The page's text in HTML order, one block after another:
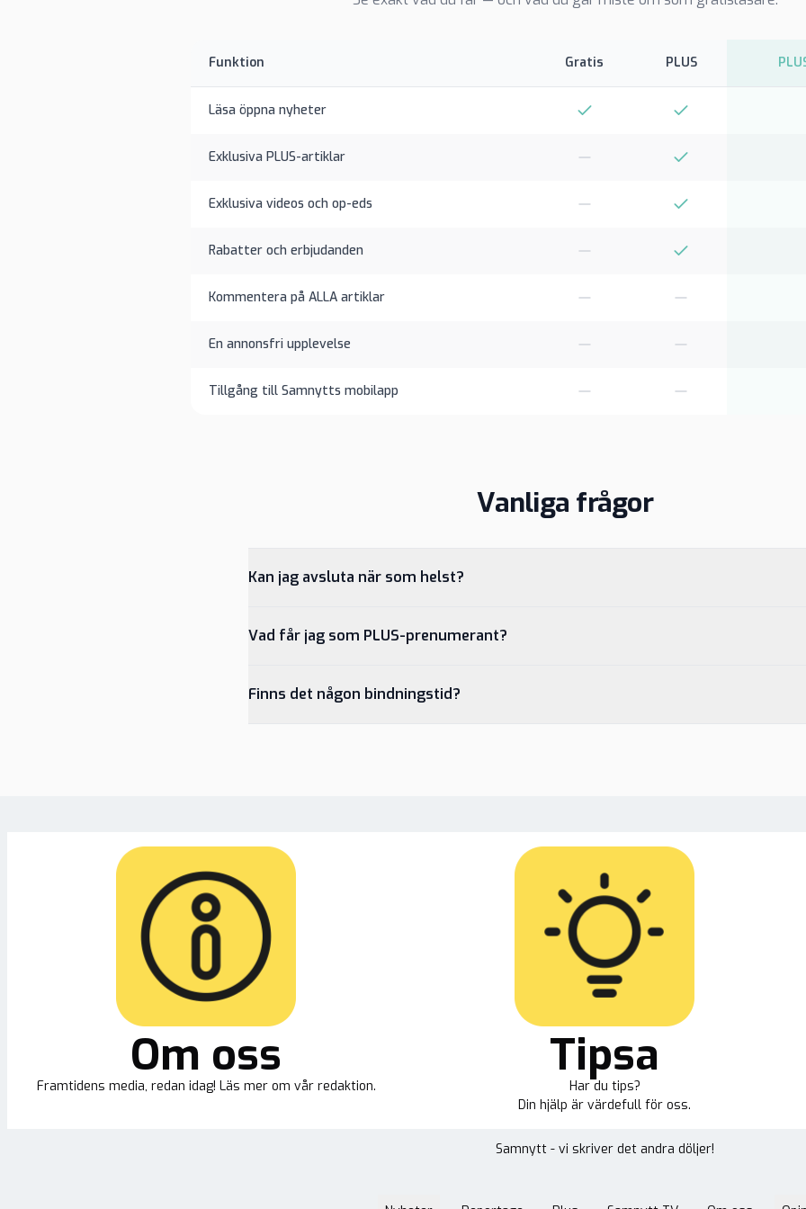
Funktion Gratis PLUS
Läsa öppna nyheter
Exklusiva PLUS-artiklar
Exklusiva videos och op-eds
Rabatter och erbjudanden
Kommentera på ALLA artiklar
En annonsfri upplevelse
Tillgång till Samnytts mobilapp
Vanliga frågor
Kan jag avsluta när som helst?
Vad får jag som PLUS-prenumerant?
Finns det någon bindningstid?
Om oss
Framtidens media, redan idag! Läs mer om vår redaktion.
Tipsa
Har du tips?
Din hjälp är värdefull för oss.
Samnytt - vi skriver det andra döljer!